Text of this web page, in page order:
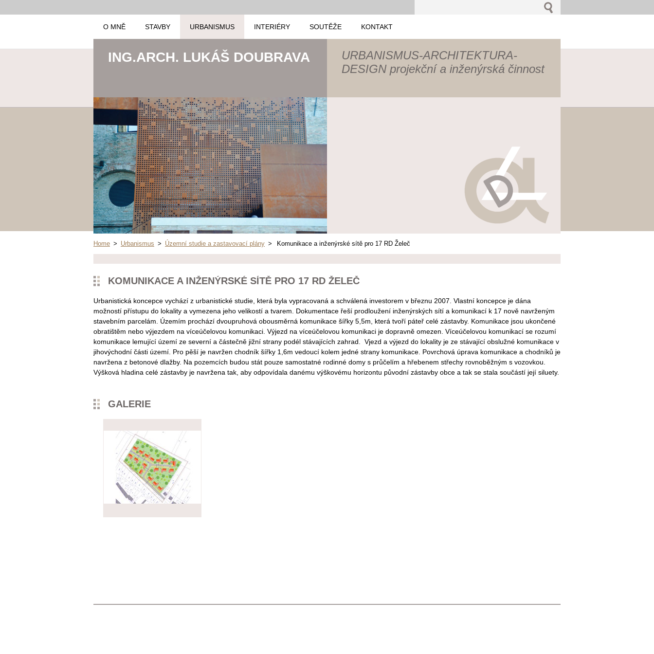
O MNĚ STAVBY URBANISMUS INTERIÉRY SOUTĚŽE KONTAKT
ING.ARCH. LUKÁŠ DOUBRAVA
URBANISMUS-ARCHITEKTURA-
DESIGN projekční a inženýrská činnost
Home > Urbanismus > Územní studie a zastavovací plány > Komunikace a inženýrské sítě pro 17 RD Želeč
KOMUNIKACE A INŽENÝRSKÉ SÍTĚ PRO 17 RD ŽELEČ
Urbanistická koncepce vychází z urbanistické studie, která byla vypracovaná a schválená investorem v březnu 2007. Vlastní koncepce je dána
možností přístupu do lokality a vymezena jeho velikostí a tvarem. Dokumentace řeší prodloužení inženýrských sítí a komunikací k 17 nově navrženým
stavebním parcelám. Územím prochází dvoupruhová obousměrná komunikace šířky 5,5m, která tvoří páteř celé zástavby. Komunikace jsou ukončené
obratištěm nebo výjezdem na víceúčelovou komunikaci. Výjezd na víceúčelovou komunikaci je dopravně omezen. Víceúčelovou komunikací se rozumí
komunikace lemující území ze severní a částečně jižní strany podél stávajících zahrad. Vjezd a výjezd do lokality je ze stávající obslužné komunikace v
jihovýchodní části území. Pro pěší je navržen chodník šířky 1,6m vedoucí kolem jedné strany komunikace. Povrchová úprava komunikace a chodníků je
navržena z betonové dlažby. Na pozemcích budou stát pouze samostatné rodinné domy s průčelím a hřebenem střechy rovnoběžným s vozovkou.
Výšková hladina celé zástavby je navržena tak, aby odpovídala danému výškovému horizontu původní zástavby obce a tak se stala součástí její siluety.
GALERIE